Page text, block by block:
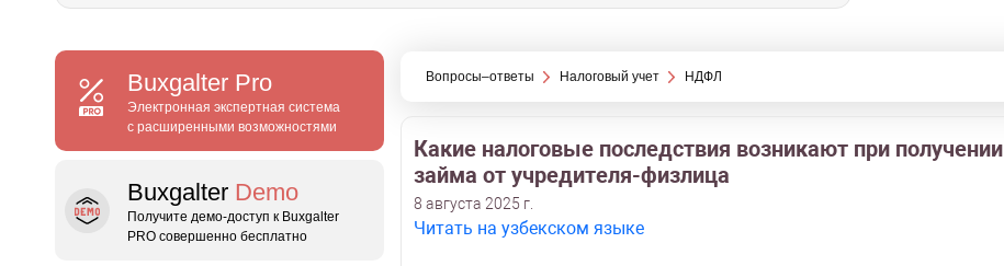
Buxgalter Pro
Электронная экспертная система
с расширенными возможностями
Buxgalter Demo
Получите демо‑доступ к Buxgalter
PRO совершенно бесплатно
Вопросы–ответы Налоговый учет НДФЛ
Какие налоговые последствия возникают при получении
займа от учредителя-физлица
8 августа 2025 г.
Читать на узбекском языке